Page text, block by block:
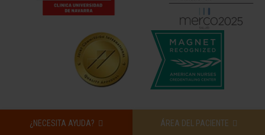
¿NECESITA AYUDA? ÁREA DEL PACIENTE